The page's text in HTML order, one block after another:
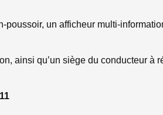
poussoir, un afficheur multi-
ainsi qu’un siège du conducteur à